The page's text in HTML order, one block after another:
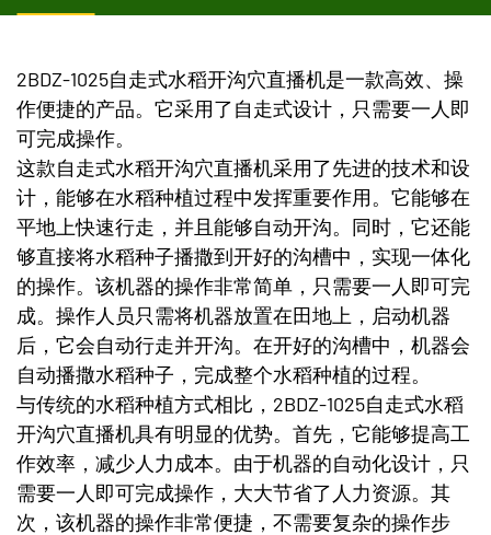
2BDZ-1025自走式水稻开沟穴直播机是一款高效、操
作便捷的产品。它采用了自走式设计，只需要一人即
可完成操作。
这款自走式水稻开沟穴直播机采用了先进的技术和设
计，能够在水稻种植过程中发挥重要作用。它能够在
平地上快速行走，并且能够自动开沟。同时，它还能
够直接将水稻种子播撒到开好的沟槽中，实现一体化
的操作。该机器的操作非常简单，只需要一人即可完
成。操作人员只需将机器放置在田地上，启动机器
后，它会自动行走并开沟。在开好的沟槽中，机器会
自动播撒水稻种子，完成整个水稻种植的过程。
与传统的水稻种植方式相比，2BDZ-1025自走式水稻
开沟穴直播机具有明显的优势。首先，它能够提高工
作效率，减少人力成本。由于机器的自动化设计，只
需要一人即可完成操作，大大节省了人力资源。其
次，该机器的操作非常便捷，不需要复杂的操作步